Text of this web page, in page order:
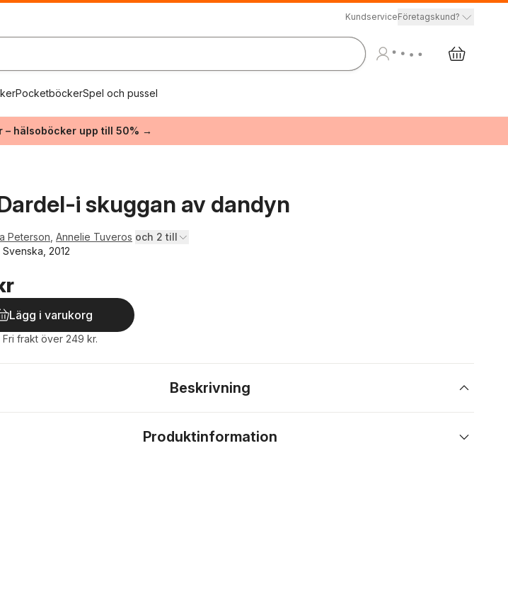
KundserviceFöretagskund?
PocketböckerSpel och pussel
– hälsoböcker upp till 50% →
i skuggan av dandyn
Peterson Annelie Tuveros och 2 till
2012
Lägg i varukorg
Fri frakt över 249 kr.
Beskrivning
Produktinformation